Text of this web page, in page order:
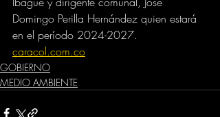
Domingo Perilla Hernández quien estará
en el período 2024-2027.
caracol.com.co
GOBIERNO
MEDIO AMBIENTE